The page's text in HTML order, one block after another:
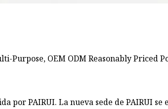
por PAIRUI. La nueva sede de PAIRUI